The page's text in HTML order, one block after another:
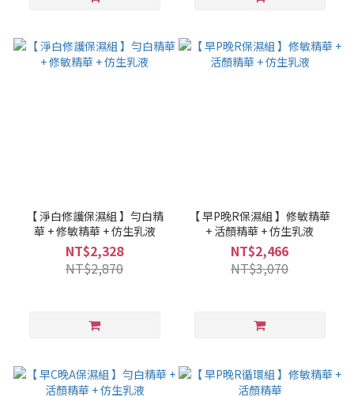
【 淨白修護保濕組 】勻白精
華 + 修敏精華 + 仿生乳液
NT$2,328
NT$2,870
【 早P晚R保濕組 】修敏精華
+ 活顏精華 + 仿生乳液
NT$2,466
NT$3,070